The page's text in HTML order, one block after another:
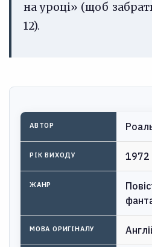
на уроці» (щоб
12).
АВТОР
РІК ВИХОДУ 1972
ЖАНР
МОВА ОРИГІНАЛУ